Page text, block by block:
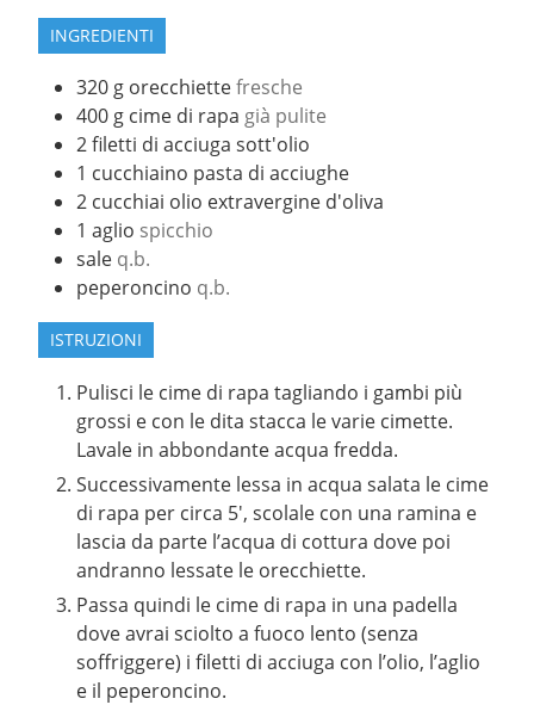
INGREDIENTI
320g orecchiettefresche
400g cime di rapa già pulite
2filetti di acciuga sott'olio
1 cucchiaino pasta di acciughe
2 cucchiai olio extravergine d'oliva
1 aglio spicchio
sale q.b.
peperoncino q.b.
ISTRUZIONI
Pulisci le cime di rapa tagliando i gambi più
grossi e con le dita stacca le varie cimette.
Lavale in abbondante acqua fredda.
Successivamente lessa in acqua salata le cime
di rapa per circa 5′, scolale con una ramina e
lascia da parte l’acqua di cottura dove poi
andranno lessate le orecchiette.
Passa quindi le cime di rapa in una padella
dove avrai sciolto a fuoco lento (senza
soffriggere) i filetti di acciuga con l’olio, l’aglio
e il peperoncino.